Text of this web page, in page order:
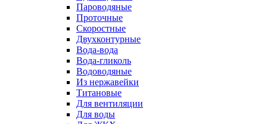
Пароводяные
Проточные
Скоростные
Двухконтурные
Вода-вода
Вода-гликоль
Водоводяные
Из нержавейки
Титановые
Для вентиляции
Для воды